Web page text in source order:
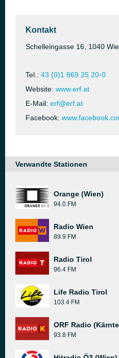
Kontakt
Schelleingasse 16, 1040
Tel.: 43 (0)1 869 25 20-0
Website: www.erf.at
E-Mail: erf@erf.at
Facebook:
Verwandte Stationen
Orange (Wien)
94.0 FM
Radio Wien
89.9 FM
Radio Tirol
96.4 FM
Life Radio Tirol
103.4 FM
ORF Radio
93.8 FM